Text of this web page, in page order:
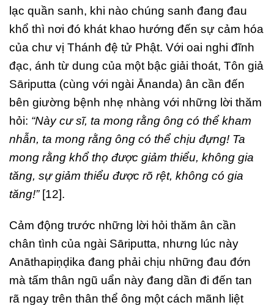
lạc quần sanh, khi nào chúng sanh đang đau
khổ thì nơi đó khát khao hướng đến sự cảm hóa
của chư vị Thánh đệ tử Phật. Với oai nghi đĩnh
đạc, ánh từ dung của một bậc giải thoát, Tôn giả
Sāriputta (cùng với ngài Ānanda) ân cần đến
bên giường bệnh nhẹ nhàng với những lời thăm
hỏi: “Này cư sĩ, ta mong rằng ông có thể kham
nhẫn, ta mong rằng ông có thể chịu đựng! Ta
mong rằng khổ thọ được giảm thiểu, không gia
tăng, sự giảm thiểu được rõ rệt, không có gia
tăng!”[12].
Cảm động trước những lời hỏi thăm ân cần
chân tình của ngài Sāriputta, nhưng lúc này
Anāthapiṇḍika đang phải chịu những đau đớn
mà tấm thân ngũ uẩn này đang dần đi đến tan
rã ngay trên thân thể ông một cách mãnh liệt